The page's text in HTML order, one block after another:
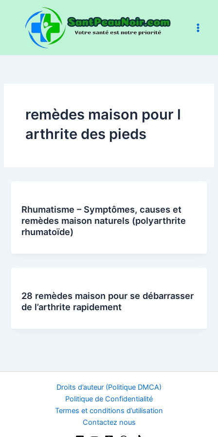
contenu
remèdes maison pour l
arthrite des pieds
Rhumatisme – Symptômes, causes et
remèdes maison naturels (polyarthrite
rhumatoïde)
28 remèdes maison pour se débarrasser
de l’arthrite rapidement
Droits d’auteur (Politique DMCA)
Politique de Confidentialité
Termes et conditions d’utilisation
Contactez nous